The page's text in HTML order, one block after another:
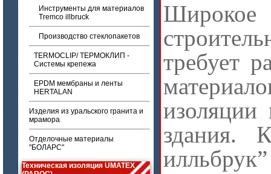
Инструменты для материалов
Tremco illbruck
Производство стеклопакетов
TERMOCLIP/ ТЕРМОКЛИП -
Системы крепежа
EPDM мембраны и ленты
HERTALAN
Изделия из уральского гранита и
мрамора
Отделочные материалы
"БОЛАРС"
Техническая изоляция UMATEX
требует
изоляции
здания.